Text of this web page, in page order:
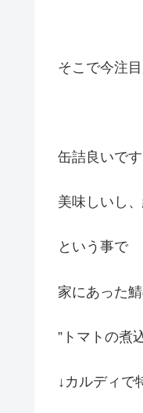
そこで今注
缶詰良いです
美味しいし
という事で
家にあった
”トマトの煮
↓カルディで